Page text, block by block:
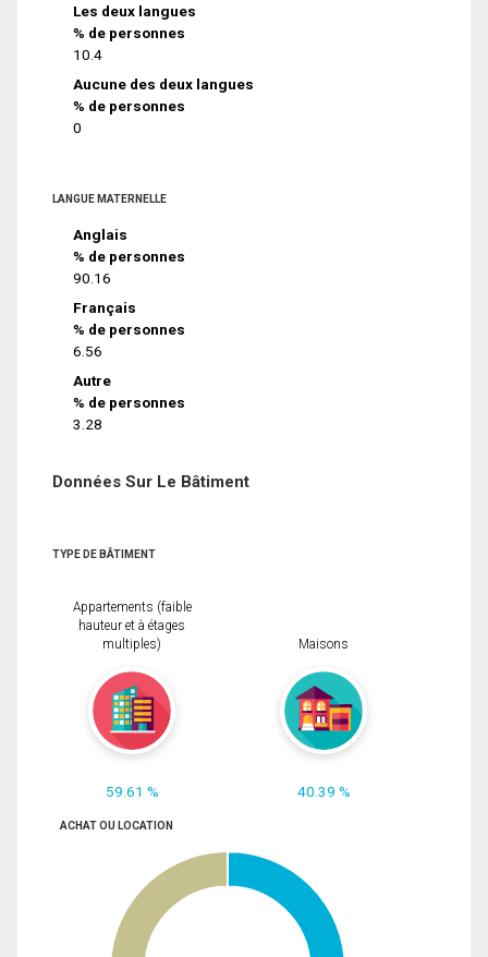
Les deux langues
% de personnes
10.4
Aucune des deux langues
% de personnes
0
LANGUE MATERNELLE
Anglais
% de personnes
90.16
Français
% de personnes
6.56
Autre
% de personnes
3.28
Données Sur Le Bâtiment
TYPE DE BÂTIMENT
Appartements (faible
hauteur et à étages
multiples)
59.61 %
Maisons
40.39 %
ACHAT OU LOCATION